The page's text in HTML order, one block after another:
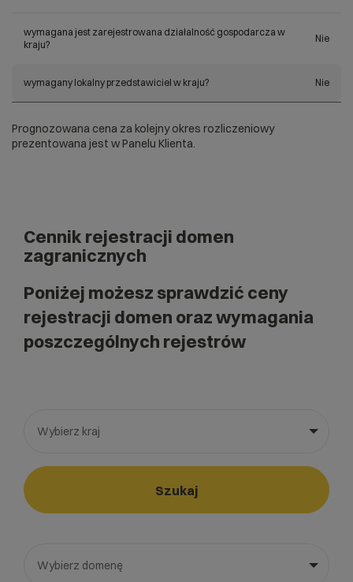
wymagana jest zarejestrowana działalność gospodarcza w
kraju?
Nie
wymagany lokalny przedstawiciel w kraju? Nie
Prognozowana cena za kolejny okres rozliczeniowy
prezentowana jest w Panelu Klienta.
Cennik rejestracji domen
zagranicznych
Poniżej możesz sprawdzić ceny
rejestracji domen oraz wymagania
poszczególnych rejestrów
Wybierz kraj
Wybierz gotową listę. Użyj spacji, aby otworzyć.
Naciśnij spację, aby otworzyć listę, klawisze strzałek, aby
Szukaj
Wybierz domenę